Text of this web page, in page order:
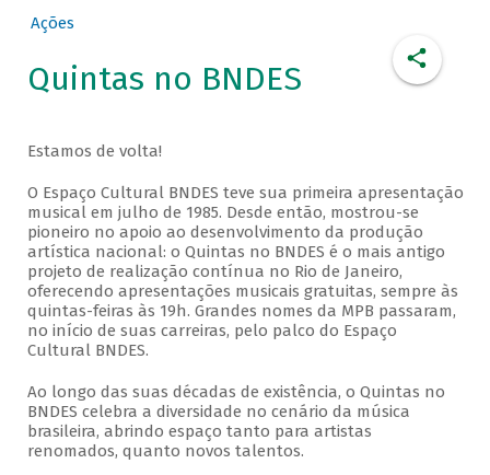
Ações
Quintas no BNDES
Estamos de volta!
O Espaço Cultural BNDES teve sua primeira apresentação
musical em julho de 1985. Desde então, mostrou-se
pioneiro no apoio ao desenvolvimento da produção
artística nacional: o Quintas no BNDES é o mais antigo
projeto de realização contínua no Rio de Janeiro,
oferecendo apresentações musicais gratuitas, sempre às
quintas-feiras às 19h. Grandes nomes da MPB passaram,
no início de suas carreiras, pelo palco do Espaço
Cultural BNDES.
Ao longo das suas décadas de existência, o Quintas no
BNDES celebra a diversidade no cenário da música
brasileira, abrindo espaço tanto para artistas
renomados, quanto novos talentos.